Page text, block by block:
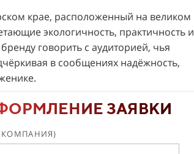
крае, расположенный на великом
экологичность, практичность и
говорить с аудиторией, чья
в сообщениях надёжность,
ЗАЯВКИ